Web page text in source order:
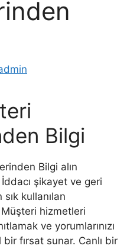
Bilgi
Bilgi alın
şikayet ve geri
kullanılan
hizmetleri
ve yorumlarınızı
fırsat sunar. Canlı bir